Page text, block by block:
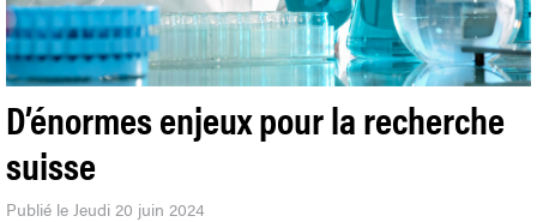
D’énormes enjeux pour la recherche
suisse
Publié le Jeudi 20 juin 2024